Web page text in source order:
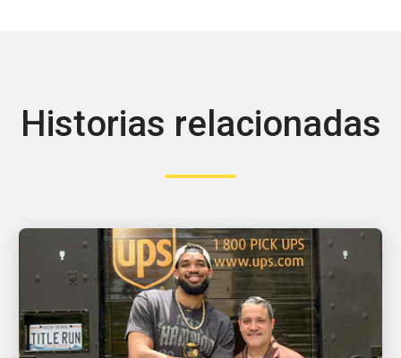
Historias relacionadas